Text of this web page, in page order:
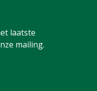
laatste
mailing.